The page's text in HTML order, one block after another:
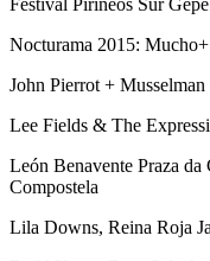
Nocturama 2015:
John Pierrot +
Lee Fields & The
León Benavente Praza
Compostela
Lila Downs, Reina Roja